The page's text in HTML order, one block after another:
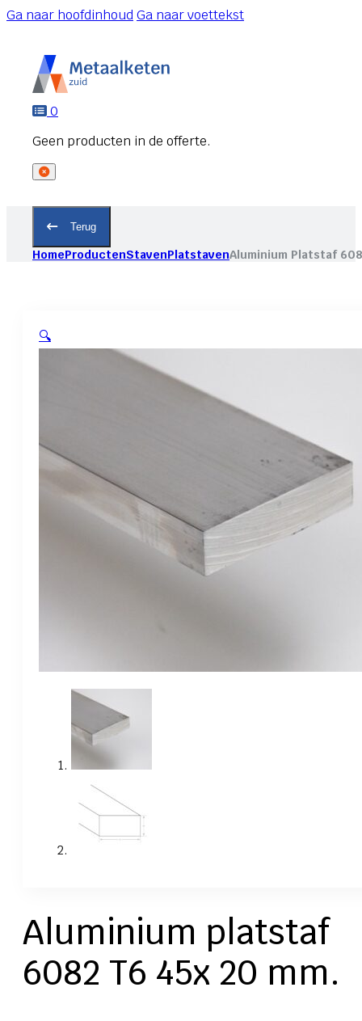
Ga naar hoofdinhoudGa naar voettekst
0
Terug
HomeProductenStavenPlatstavenAluminium Platstaf
🔍
Aluminium platstaf
6082 T6 45x 20 mm.